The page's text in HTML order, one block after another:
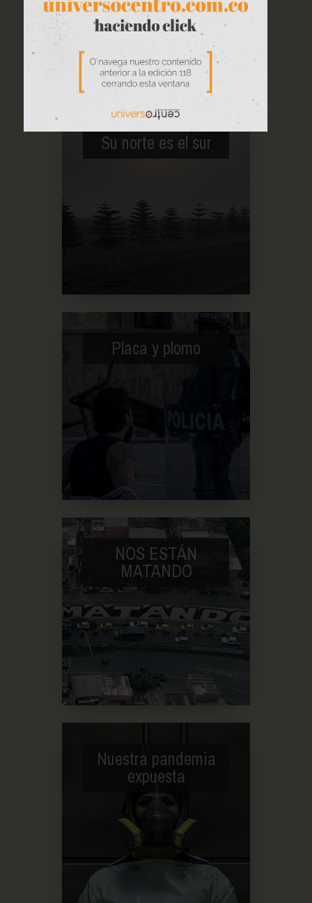
Su norte es el sur
Placa y plomo
NOS ESTÁN
MATANDO
Nuestra pandemia
expuesta